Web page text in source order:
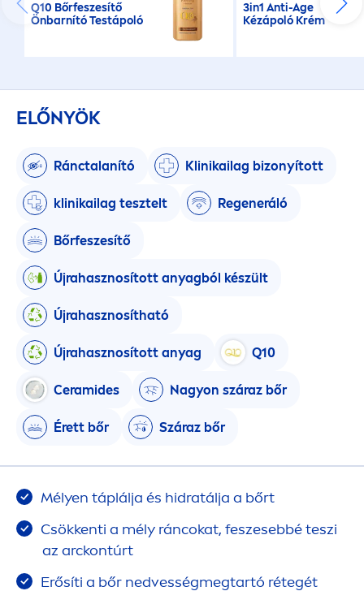
Q10 Bőrfeszesítő
Önbarnító Testápoló
3in1 Anti-Age
Kézápoló Krém
ELŐNYÖK
Ránctalanító Klinikailag bizonyított
klinikailag tesztelt Regeneráló
Bőrfeszesítő
Újrahasznosított anyagból készült
Újrahasznosítható
Újrahasznosított anyag Q10
Ceramides Nagyon száraz bőr
Érett bőr Száraz bőr
Mélyen táplálja és hidratálja a bőrt
Csökkenti a mély ráncokat, feszesebbé teszi
az arckontúrt
Erősíti a bőr nedvességmegtartó rétegét